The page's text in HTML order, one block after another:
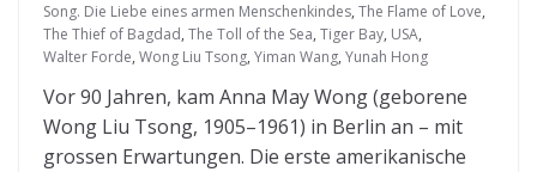
Song. Die Liebe eines armen Menschenkindes, The Flame of Love,
The Thief of Bagdad, The Toll of the Sea, Tiger Bay, USA,
Walter Forde, Wong Liu Tsong, Yiman Wang, Yunah Hong
Vor 90 Jahren, kam Anna May Wong (geborene
Wong Liu Tsong, 1905–1961) in Berlin an – mit
grossen Erwartungen. Die erste amerikanische